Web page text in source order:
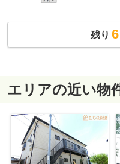
残り 6
エリアの近い物